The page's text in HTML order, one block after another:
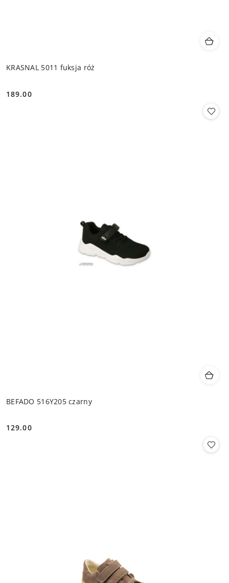
KRASNAL 5011 fuksja róż
Cena:
189.00
BEFADO 516Y205 czarny
Cena:
129.00